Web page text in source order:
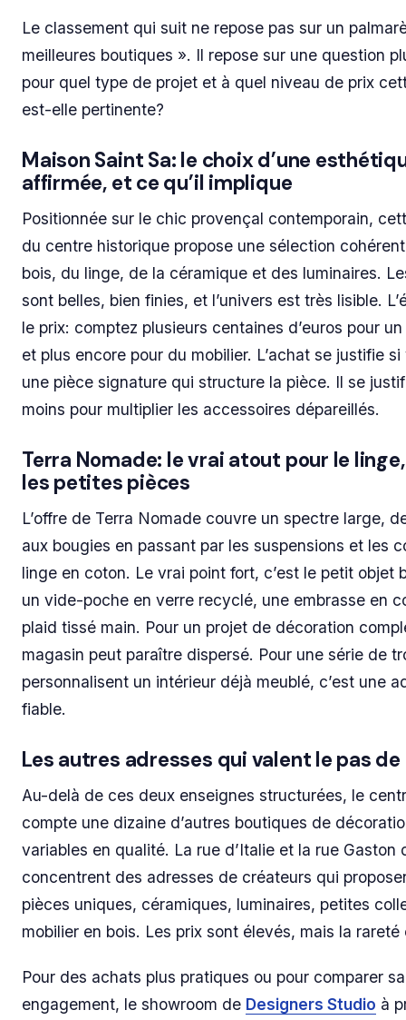
Le classement qui suit ne repose pas sur un
meilleures boutiques ». Il repose sur une question
pour quel type de projet et à quel niveau de prix
est-elle pertinente?
Maison Saint Sa: le choix d’une
affirmée, et ce qu’il implique
Positionnée sur le chic provençal contemporain,
du centre historique propose une sélection
bois, du linge, de la céramique et des luminaires.
sont belles, bien finies, et l’univers est très lisible.
le prix: comptez plusieurs centaines d’euros pour
et plus encore pour du mobilier. L’achat se justifie
une pièce signature qui structure la pièce. Il se
moins pour multiplier les accessoires dépareillés.
Terra Nomade: le vrai atout pour le
les petites pièces
L’offre de Terra Nomade couvre un spectre large,
aux bougies en passant par les suspensions et les
linge en coton. Le vrai point fort, c’est le petit objet
un vide-poche en verre recyclé, une embrasse en
plaid tissé main. Pour un projet de décoration
magasin peut paraître dispersé. Pour une série de
personnalisent un intérieur déjà meublé, c’est une
fiable.
Les autres adresses qui valent le pas
Au-delà de ces deux enseignes structurées, le
compte une dizaine d’autres boutiques de
variables en qualité. La rue d’Italie et la rue Gaston
concentrent des adresses de créateurs qui
pièces uniques, céramiques, luminaires, petites
mobilier en bois. Les prix sont élevés, mais la rareté
Pour des achats plus pratiques ou pour comparer
engagement, le showroom de Designers Studio à